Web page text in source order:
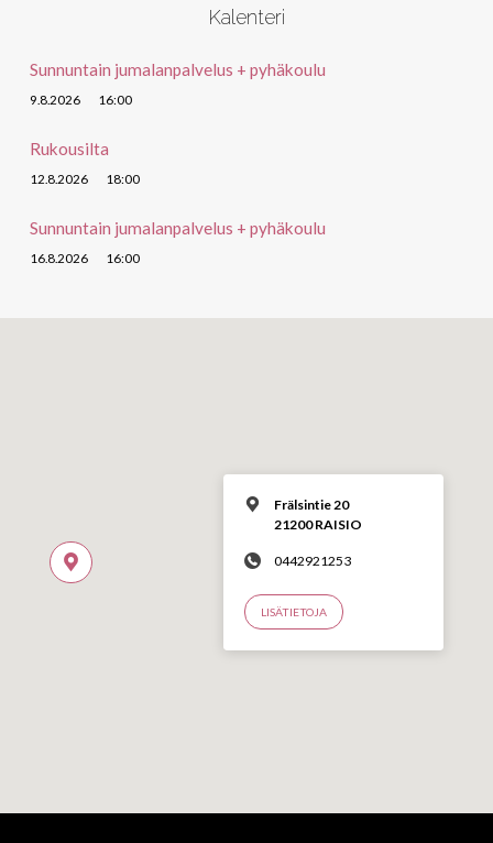
Kalenteri
Sunnuntain jumalanpalvelus + pyhäkoulu
9.8.2026 16:00
Rukousilta
12.8.2026 18:00
Sunnuntain jumalanpalvelus + pyhäkoulu
16.8.2026 16:00
Frälsintie 20
21200 RAISIO
0442921253
LISÄTIETOJA